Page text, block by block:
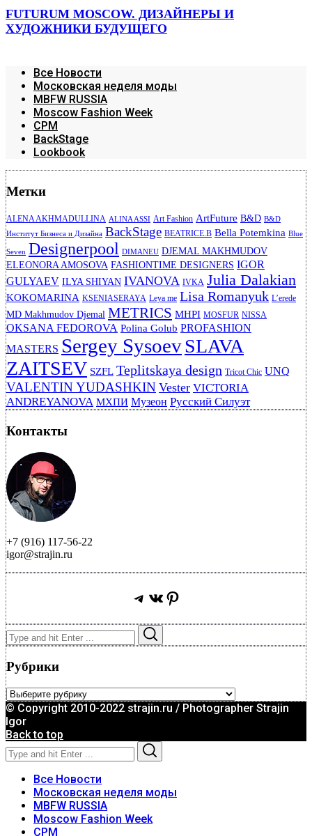
FUTURUM MOSCOW. ДИЗАЙНЕРЫ И
ХУДОЖНИКИ БУДУЩЕГО
Все Новости
Московская неделя моды
MBFW RUSSIA
Moscow Fashion Week
CPM
BackStage
Lookbook
Метки
ALENA AKHMADULLINA ALINA ASSI Art Fashion ArtFuture B&D B&D
Институт Бизнеса и Дизайна BackStage BEATRICE.B Bella Potemkina Blue
Seven Designerpool DIMANEU DJEMAL MAKHMUDOV
ELEONORA AMOSOVA FASHIONTIME DESIGNERS IGOR
GULYAEV ILYA SHIYAN IVANOVA IVKA Julia Dalakian
KOKOMARINA KSENIASERAYA Leya me Lisa Romanyuk L’erede
MD Makhmudov Djemal METRICS MHPI MOSFUR NISSA
OKSANA FEDOROVA Polina Golub PROFASHION
MASTERS Sergey SysoevSLAVA
ZAITSEV SZFL Teplitskaya design Tricot Chic UNQ
VALENTIN YUDASHKIN Vester VICTORIA
ANDREYANOVA МХПИ Музеон Русский Силуэт
Контакты
+7 (916) 117-56-22
igor@strajin.ru
Telegram
ВКонтакте
Pinterest
Search
for:
Рубрики
Рубрики
© Copyright 2010-2022 strajin.ru / Photographer Strajin
Igor
Back to top
Search
for:
Все Новости
Московская неделя моды
MBFW RUSSIA
Moscow Fashion Week
CPM